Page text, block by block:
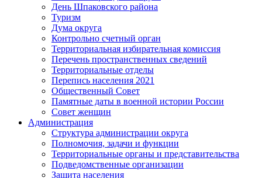
День Шпаковского района
Туризм
Дума округа
Контрольно счетный орган
Территориальная избирательная комиссия
Перечень пространственных сведений
Территориальные отделы
Перепись населения 2021
Общественный Совет
Памятные даты в военной истории России
Совет женщин
Администрация
Структура администрации округа
Полномочия, задачи и функции
Территориальные органы и представительства
Подведомственные организации
Защита населения